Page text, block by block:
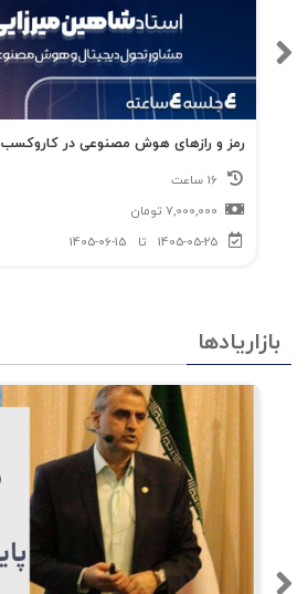
رمز و رازهای هوش مصنوعی در کاروکسب
7,000,000 تومان
1405-05-25
تا 1405-06-15
بازاریادها